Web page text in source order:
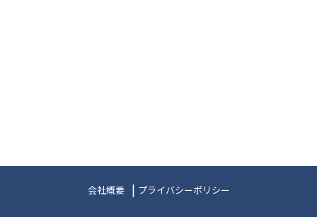
会社概要 プライバシーポリシー